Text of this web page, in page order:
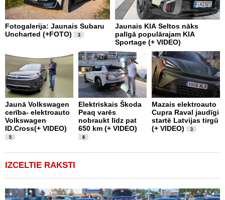
Fotogalerija: Jaunais Subaru
Uncharted (+FOTO)
3
Jaunais KIA Seltos nāks
palīgā populārajam KIA
Sportage (+ VIDEO)
Jaunā Volkswagen
cerība- elektroauto
Volkswagen
ID.Cross(+ VIDEO)
5
Elektriskais Škoda
Peaq varēs
nobraukt līdz pat
650 km (+ VIDEO)
8
Mazais elektroauto
Cupra Raval jaudīgi
startē Latvijas tirgū
(+ VIDEO)
3
IZCELTIE RAKSTI